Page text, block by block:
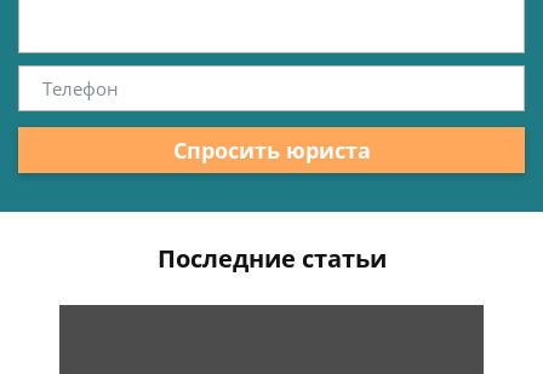
Спросить юриста
Последние статьи